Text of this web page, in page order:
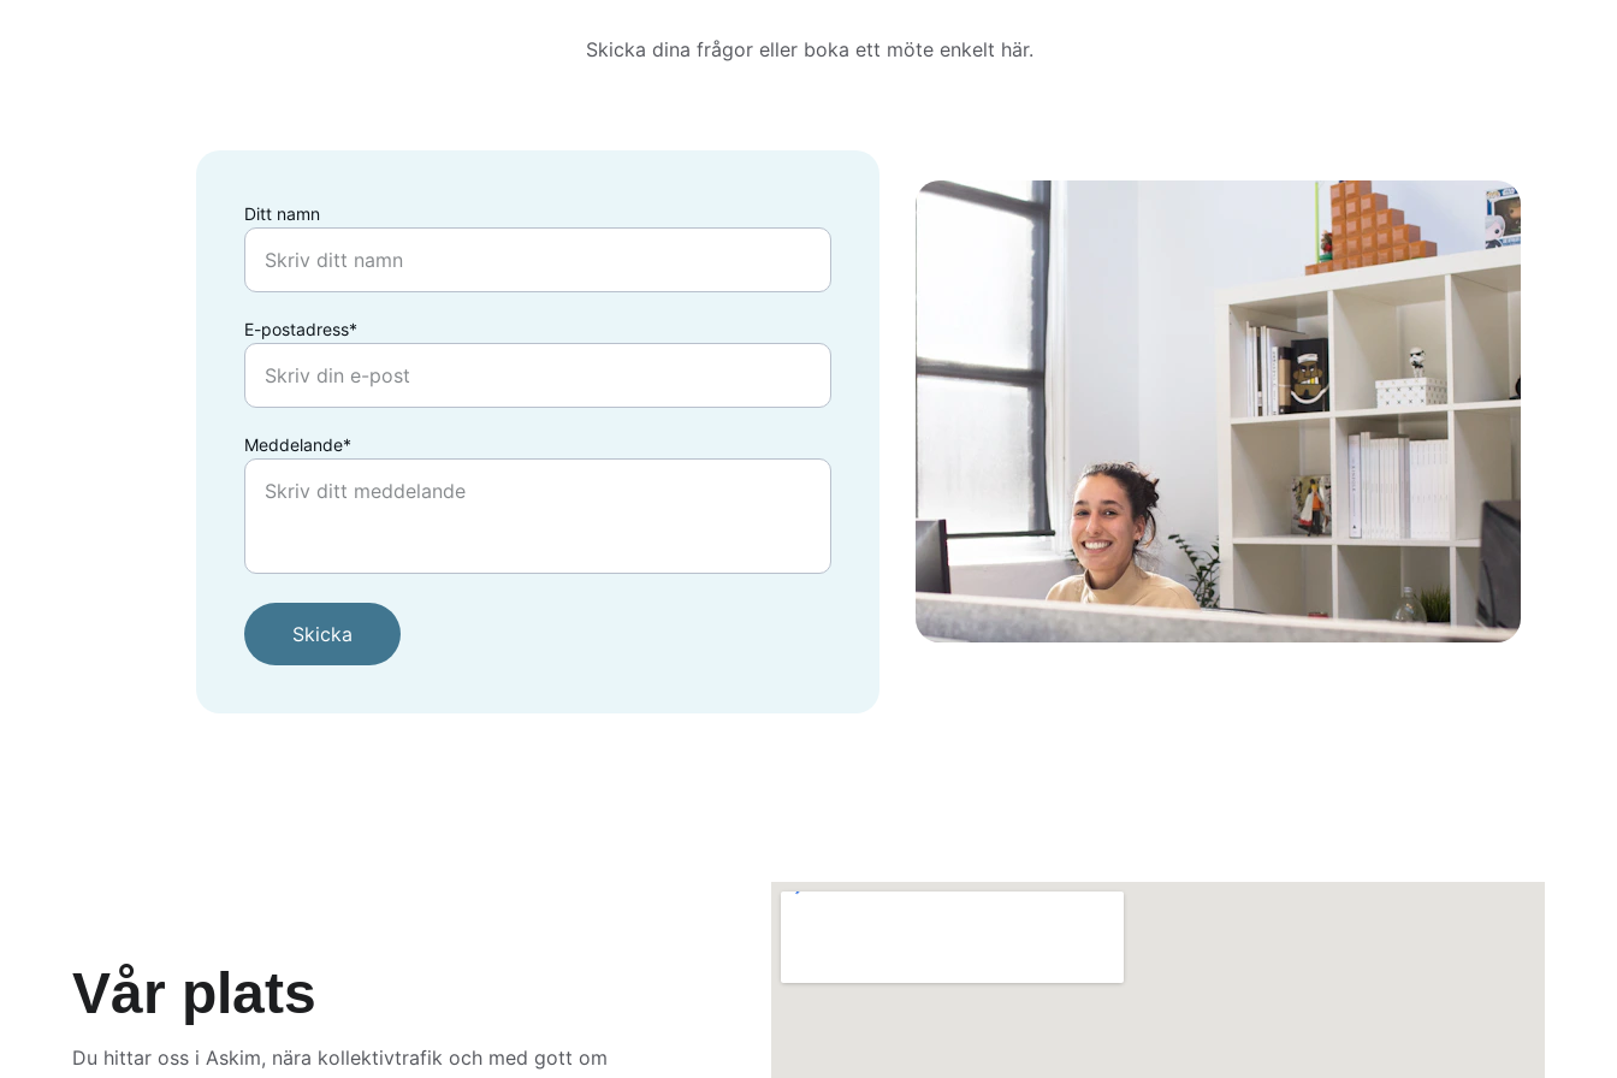
Ditt namn
E-postadress*
Meddelande*
Skicka
Skicka dina frågor eller boka ett möte enkelt här.
Vår plats
Du hittar oss i Askim, nära kollektivtrafik och med gott om